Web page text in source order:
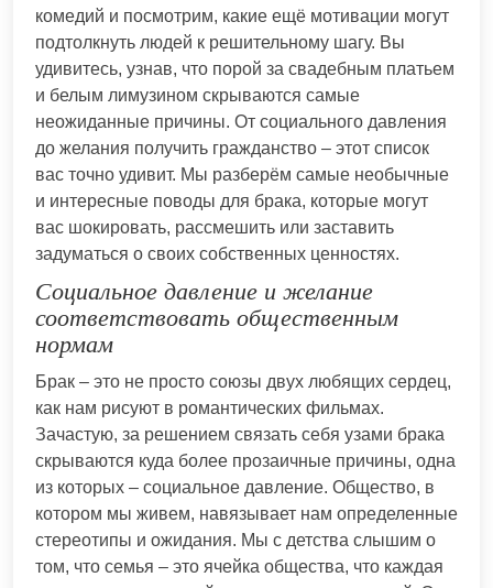
комедий и посмотрим, какие ещё мотивации могут
подтолкнуть людей к решительному шагу. Вы
удивитесь, узнав, что порой за свадебным платьем
и белым лимузином скрываются самые
неожиданные причины. От социального давления
до желания получить гражданство – этот список
вас точно удивит. Мы разберём самые необычные
и интересные поводы для брака, которые могут
вас шокировать, рассмешить или заставить
задуматься о своих собственных ценностях.
Социальное давление и желание
соответствовать общественным
нормам
Брак – это не просто союзы двух любящих сердец,
как нам рисуют в романтических фильмах.
Зачастую, за решением связать себя узами брака
скрываются куда более прозаичные причины, одна
из которых – социальное давление. Общество, в
котором мы живем, навязывает нам определенные
стереотипы и ожидания. Мы с детства слышим о
том, что семья – это ячейка общества, что каждая